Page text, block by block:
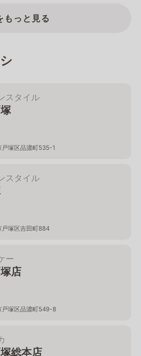
もっと見る
スタイル
戸塚区品濃町535-1
スタイル
戸塚区吉田町884
ー
店
戸塚区品濃町549-8
総本店